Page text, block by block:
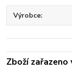
Výrobce
Zboží